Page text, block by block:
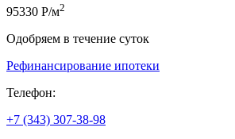
95330 Р/м2
Одобряем в течение суток
Рефинансирование ипотеки
Телефон:
+7 (343) 307-38-98